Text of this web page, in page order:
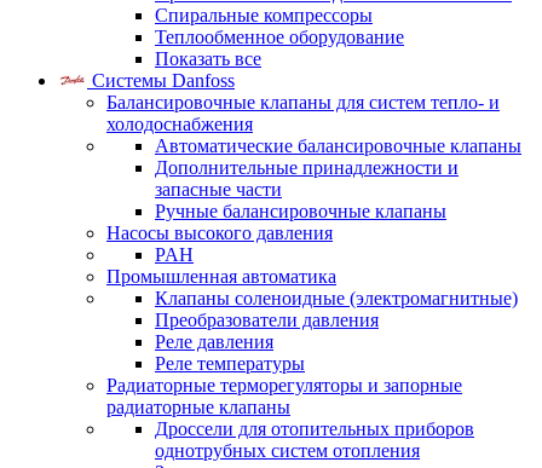
Спиральные компрессоры
Теплообменное оборудование
Показать все
Системы Danfoss
Балансировочные клапаны для систем тепло- и
холодоснабжения
Автоматические балансировочные клапаны
Дополнительные принадлежности и
запасные части
Ручные балансировочные клапаны
Насосы высокого давления
PAH
Промышленная автоматика
Клапаны соленоидные (электромагнитные)
Преобразователи давления
Реле давления
Реле температуры
Радиаторные терморегуляторы и запорные
радиаторные клапаны
Дроссели для отопительных приборов
однотрубных систем отопления